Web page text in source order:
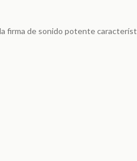
firma de sonido potente